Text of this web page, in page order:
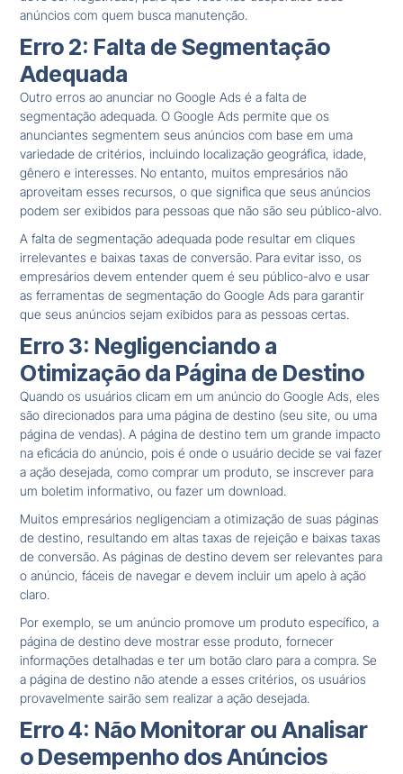
anúncios com quem busca manutenção.
Erro 2: Falta de Segmentação
Adequada
Outro erros ao anunciar no Google Ads é a falta de
segmentação adequada. O Google Ads permite que os
anunciantes segmentem seus anúncios com base em uma
variedade de critérios, incluindo localização geográfica, idade,
gênero e interesses. No entanto, muitos empresários não
aproveitam esses recursos, o que significa que seus anúncios
podem ser exibidos para pessoas que não são seu público-alvo.
A falta de segmentação adequada pode resultar em cliques
irrelevantes e baixas taxas de conversão. Para evitar isso, os
empresários devem entender quem é seu público-alvo e usar
as ferramentas de segmentação do Google Ads para garantir
que seus anúncios sejam exibidos para as pessoas certas.
Erro 3: Negligenciando a
Otimização da Página de Destino
Quando os usuários clicam em um anúncio do Google Ads, eles
são direcionados para uma página de destino (seu site, ou uma
página de vendas). A página de destino tem um grande impacto
na eficácia do anúncio, pois é onde o usuário decide se vai fazer
a ação desejada, como comprar um produto, se inscrever para
um boletim informativo, ou fazer um download.
Muitos empresários negligenciam a otimização de suas páginas
de destino, resultando em altas taxas de rejeição e baixas taxas
de conversão. As páginas de destino devem ser relevantes para
o anúncio, fáceis de navegar e devem incluir um apelo à ação
claro.
Por exemplo, se um anúncio promove um produto específico, a
página de destino deve mostrar esse produto, fornecer
informações detalhadas e ter um botão claro para a compra. Se
a página de destino não atende a esses critérios, os usuários
provavelmente sairão sem realizar a ação desejada.
Erro 4: Não Monitorar ou Analisar
o Desempenho dos Anúncios